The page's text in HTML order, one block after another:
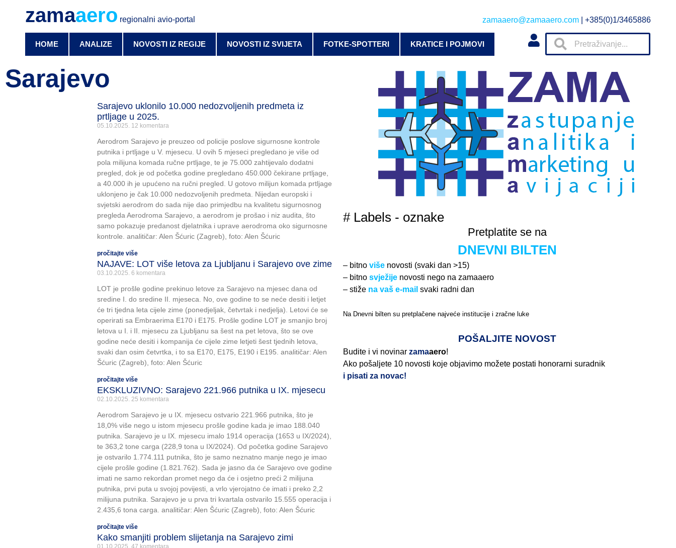
zamaaero regionalni avio-portal zamaaero@zamaaero.com | +385(0)1/3465886
HOME ANALIZE NOVOSTI IZ REGIJE NOVOSTI IZ SVIJETA FOTKE-SPOTTERI KRATICE I POJMOVI
Sarajevo
Sarajevo uklonilo 10.000 nedozvoljenih predmeta iz
prtljage u 2025.
05.10.2025. 12 komentara
Aerodrom Sarajevo je preuzeo od policije poslove sigurnosne kontrole
putnika i prtljage u V. mjesecu. U ovih 5 mjeseci pregledano je više od
pola milijuna komada ručne prtljage, te je 75.000 zahtijevalo dodatni
pregled, dok je od početka godine pregledano 450.000 čekirane prtljage,
a 40.000 ih je upućeno na ručni pregled. U gotovo milijun komada prtljage
uklonjeno je čak 10.000 nedozvoljenih predmeta. Nijedan europski i
svjetski aerodrom do sada nije dao primjedbu na kvalitetu sigurnosnog
pregleda Aerodroma Sarajevo, a aerodrom je prošao i niz audita, što
samo pokazuje predanost djelatnika i uprave aerodroma oko sigurnosne
kontrole. analitičar: Alen Šćuric (Zagreb), foto: Alen Šćuric
pročitajte više
NAJAVE: LOT više letova za Ljubljanu i Sarajevo ove zime
03.10.2025. 6 komentara
LOT je prošle godine prekinuo letove za Sarajevo na mjesec dana od
sredine I. do sredine II. mjeseca. No, ove godine to se neće desiti i letjet
će tri tjedna leta cijele zime (ponedjeljak, četvrtak i nedjelja). Letovi će se
operirati sa Embraerima E170 i E175. Prošle godine LOT je smanjio broj
letova u I. i II. mjesecu za Ljubljanu sa šest na pet letova, što se ove
godine neće desiti i kompanija će cijele zime letjeti šest tjednih letova,
svaki dan osim četvrtka, i to sa E170, E175, E190 i E195. analitičar: Alen
Šćuric (Zagreb), foto: Alen Šćuric
pročitajte više
EKSKLUZIVNO: Sarajevo 221.966 putnika u IX. mjesecu
02.10.2025. 25 komentara
Aerodrom Sarajevo je u IX. mjesecu ostvario 221.966 putnika, što je
18,0% više nego u istom mjesecu prošle godine kada je imao 188.040
putnika. Sarajevo je u IX. mjesecu imalo 1914 operacija (1653 u IX/2024),
te 363,2 tone carga (228,9 tona u IX/2024). Od početka godine Sarajevo
je ostvarilo 1.774.111 putnika, što je samo neznatno manje nego je imao
cijele prošle godine (1.821.762). Sada je jasno da će Sarajevo ove godine
imati ne samo rekordan promet nego da će i osjetno preći 2 milijuna
putnika, prvi puta u svojoj povijesti, a vrlo vjerojatno će imati i preko 2,2
milijuna putnika. Sarajevo je u prva tri kvartala ostvarilo 15.555 operacija i
2.435,6 tona carga. analitičar: Alen Šćuric (Zagreb), foto: Alen Šćuric
pročitajte više
Kako smanjiti problem slijetanja na Sarajevo zimi
01.10.2025. 47 komentara
# Labels - oznake
Pretplatite se na
DNEVNI BILTEN
– bitno više novosti (svaki dan >15)
– bitno svježije novosti nego na zamaaero
– stiže na vaš e-mail svaki radni dan
Na Dnevni bilten su pretplačene najveće institucije i zračne luke
POŠALJITE NOVOST
Budite i vi novinar zamaaero!
Ako pošaljete 10 novosti koje objavimo možete postati honorarni suradnik
i pisati za novac!